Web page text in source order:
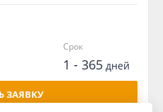
Срок
1 - 365дней
ЗАЯВКУ